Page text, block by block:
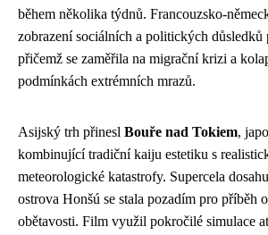
během několika týdnů. Francouzsko-
zobrazení sociálních a politických důsledků
přičemž se zaměřila na migrační krizi a
podmínkách extrémních mrazů.
Asijský trh přinesl Bouře nad Tokiem,
kombinující tradiční kaiju estetiku s
meteorologické katastrofy. Supercela
ostrova Honšú se stala pozadím pro příběh
obětavosti. Film využil pokročilé simulace